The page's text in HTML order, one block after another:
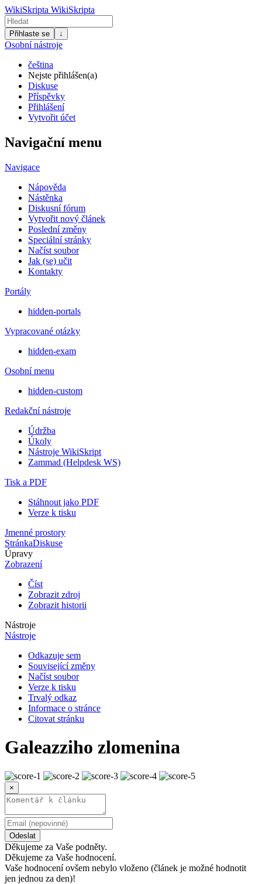
WikiSkripta WikiSkripta
Přihlaste se ↓
Osobní nástroje
čeština
Nejste přihlášen(a)
Diskuse
Příspěvky
Přihlášení
Vytvořit účet
Navigační menu
Navigace
Nápověda
Nástěnka
Diskusní fórum
Vytvořit nový článek
Poslední změny
Speciální stránky
Načíst soubor
Jak (se) učit
Kontakty
Portály
hidden-portals
Vypracované otázky
hidden-exam
Osobní menu
hidden-custom
Redakční nástroje
Údržba
Úkoly
Nástroje WikiSkript
Zammad (Helpdesk WS)
Tisk a PDF
Stáhnout jako PDF
Verze k tisku
Jmenné prostory
StránkaDiskuse
Úpravy
Zobrazení
Číst
Zobrazit zdroj
Zobrazit historii
Nástroje
Nástroje
Odkazuje sem
Související změny
Načíst soubor
Verze k tisku
Trvalý odkaz
Informace o stránce
Citovat stránku
Galeazziho zlomenina
×
Odeslat
Děkujeme za Vaše podněty.
Děkujeme za Vaše hodnocení.
Vaše hodnocení ovšem nebylo vloženo (článek je možné hodnotit
jen jednou za den)!